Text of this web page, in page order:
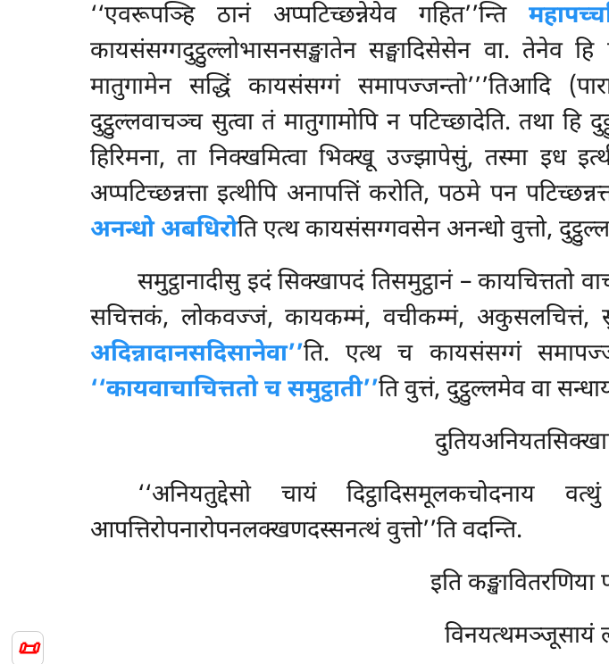
📜
‘‘एवरूपञ्हि ठानं अप्पटिच्छन्नेयेव गहित’’न्ति
कायसंसग्गदुट्ठुल्लोभासनसङ्खातेन सङ्घादिसेसेन वा. तेनेव
मातुगामेन सद्धिं कायसंसग्गं समापज्जन्तो’’’तिआदि
दुट्ठुल्लवाचञ्च सुत्वा तं मातुगामोपि न पटिच्छादेति. तथा हि
हिरिमना, ता निक्खमित्वा भिक्खू उज्झापेसुं, तस्मा इध
अप्पटिच्छन्नत्ता इत्थीपि अनापत्तिं करोति, पठमे पन
अनन्धो अबधिरोति एत्थ कायसंसग्गवसेन अनन्धो वुत्तो,
समुट्ठानादीसु इदं सिक्खापदं तिसमुट्ठानं – कायचित्ततो
सचित्तकं, लोकवज्जं, कायकम्मं, वचीकम्मं, अकुसलचित्तं,
अदिन्नादानसदिसानेवा’’ति. एत्थ च कायसंसग्गं
‘‘कायवाचाचित्ततो च समुट्ठाती’’ति वुत्तं, दुट्ठुल्लमेव वा
‘‘अनियतुद्देसो चायं दिट्ठादिसमूलकचोदनाय
आपत्तिरोपनारोपनलक्खणदस्सनत्थं वुत्तो’’ति वदन्ति.
इति
विनयत्थमञ्जूसायं